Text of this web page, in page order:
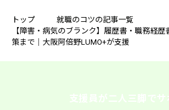
トップ
就職のコツの記事一覧
【障害・病気のブランク】履歴書・職務経
策まで｜大阪阿倍野LUMO+が支援
支援員が二人三脚でサ